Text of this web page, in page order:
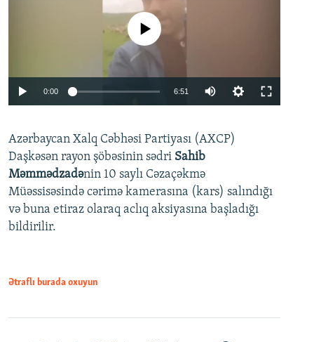
Auto 240p 360p
720p 1080p
No media source currently available
0:00 6:51
360p
720p
1080p
Azərbaycan Xalq Cəbhəsi Partiyası (AXCP)
Daşkəsən rayon şöbəsinin sədri Sahib
Məmmədzadənin 10 saylı Cəzaçəkmə
Müəssisəsində cərimə kamerasına (kars) salındığı
və buna etiraz olaraq aclıq aksiyasına başladığı
bildirilir.
Ətraflı burada oxuyun